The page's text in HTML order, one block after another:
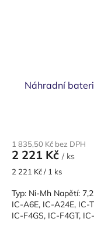
Náhradní
1 835,50 Kč bez DPH
2 221 Kč / ks
Měrná
2 221 Kč / 1 ks
Typ: Ni-Mh Napětí:
IC-A6E, IC-A24E, IC-
IC-F4GS, IC-F4GT,